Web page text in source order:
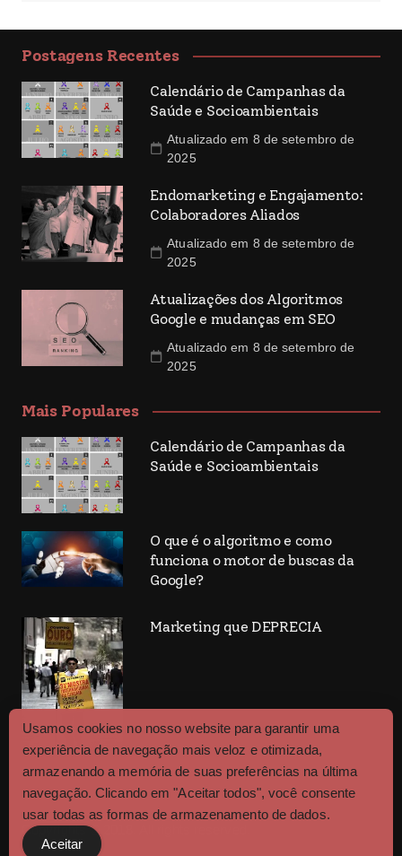
Postagens Recentes
Calendário de Campanhas da
Saúde e Socioambientais
Atualizado em 8 de setembro de
2025
Endomarketing e Engajamento:
Colaboradores Aliados
Atualizado em 8 de setembro de
2025
Atualizações dos Algoritmos
Google e mudanças em SEO
Atualizado em 8 de setembro de
2025
Mais Populares
Calendário de Campanhas da
Saúde e Socioambientais
O que é o algoritmo e como
funciona o motor de buscas da
Google?
Marketing que DEPRECIA
Copyrights © 2018. All rights reserved.
Usamos cookies no nosso website para garantir uma
experiência de navegação mais veloz e otimizada,
armazenando a memória de suas preferências na última
navegação. Clicando em "Aceitar todos", você consente
usar todas as formas de armazenamento de dados.
Aceitar